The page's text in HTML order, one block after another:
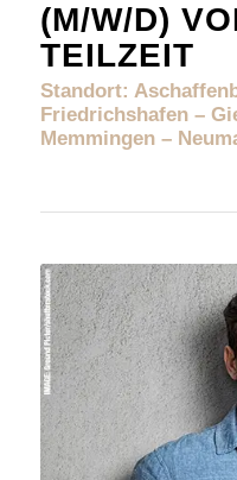
(M/W/D)
TEILZEIT
Standort:
Friedrichshafen –
Memmingen –